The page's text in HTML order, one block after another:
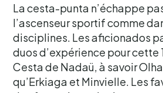
La cesta-punta n’échappe
l’ascenseur sportif comme
disciplines. Les aficionados
duos d’expérience pour cette
Cesta de Nadaü, à savoir
qu’Erkiaga et Minvielle. Les